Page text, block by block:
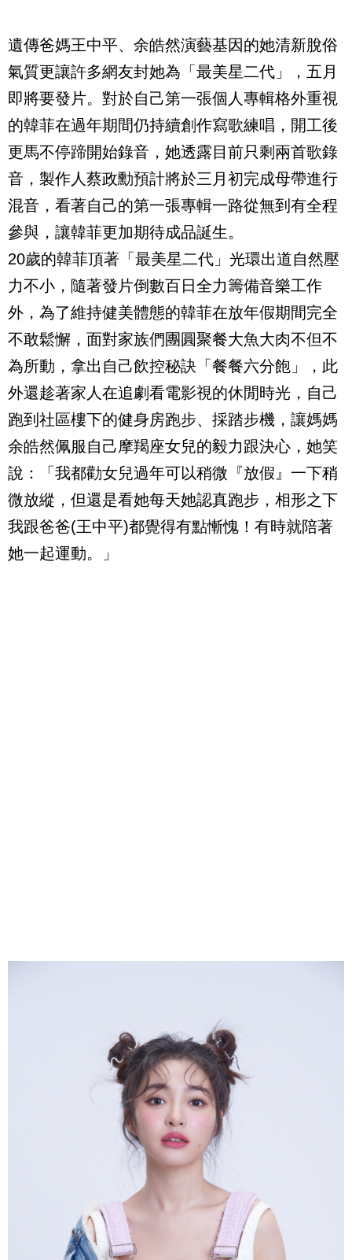
遺傳爸媽王中平、余皓然演藝基因的她清新脫俗
氣質更讓許多網友封她為「最美星二代」，五月
即將要發片。對於自己第一張個人專輯格外重視
的韓菲在過年期間仍持續創作寫歌練唱，開工後
更馬不停蹄開始錄音，她透露目前只剩兩首歌錄
音，製作人蔡政勳預計將於三月初完成母帶進行
混音，看著自己的第一張專輯一路從無到有全程
參與，讓韓菲更加期待成品誕生。
20歲的韓菲頂著「最美星二代」光環出道自然壓
力不小，隨著發片倒數百日全力籌備音樂工作
外，為了維持健美體態的韓菲在放年假期間完全
不敢鬆懈，面對家族們團圓聚餐大魚大肉不但不
為所動，拿出自己飲控秘訣「餐餐六分飽」，此
外還趁著家人在追劇看電影視的休閒時光，自己
跑到社區樓下的健身房跑步、採踏步機，讓媽媽
余皓然佩服自己摩羯座女兒的毅力跟決心，她笑
說：「我都勸女兒過年可以稍微『放假』一下稍
微放縱，但還是看她每天她認真跑步，相形之下
我跟爸爸(王中平)都覺得有點慚愧！有時就陪著
她一起運動。」